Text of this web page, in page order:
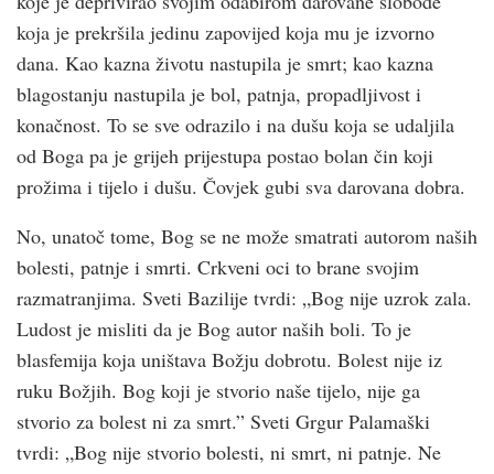
koja je prekršila jedinu zapovijed koja mu je izvorno
dana. Kao kazna životu nastupila je smrt; kao kazna
blagostanju nastupila je bol, patnja, propadljivost i
konačnost. To se sve odrazilo i na dušu koja se udaljila
od Boga pa je grijeh prijestupa postao bolan čin koji
prožima i tijelo i dušu. Čovjek gubi sva darovana dobra.
No, unatoč tome, Bog se ne može smatrati autorom naših
bolesti, patnje i smrti. Crkveni oci to brane svojim
razmatranjima. Sveti Bazilije tvrdi: „Bog nije uzrok zala.
Ludost je misliti da je Bog autor naših boli. To je
blasfemija koja uništava Božju dobrotu. Bolest nije iz
ruku Božjih. Bog koji je stvorio naše tijelo, nije ga
stvorio za bolest ni za smrt.” Sveti Grgur Palamaški
tvrdi: „Bog nije stvorio bolesti, ni smrt, ni patnje. Ne